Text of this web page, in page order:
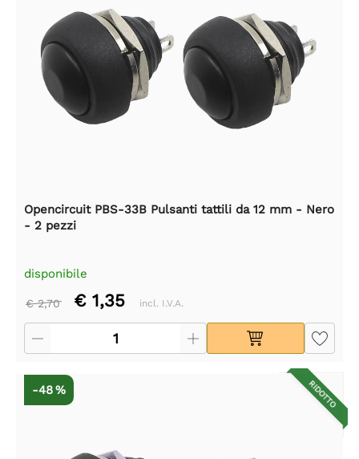
Opencircuit PBS-33B Pulsanti tattili da 12 mm - Nero
- 2 pezzi
disponibile
€ 2,70 € 1,35 incl. I.V.A.
RIDOTTO
-48 %